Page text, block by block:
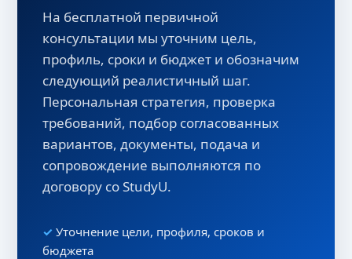
На бесплатной первичной
консультации мы уточним цель,
профиль, сроки и бюджет и обозначим
следующий реалистичный шаг.
Персональная стратегия, проверка
требований, подбор согласованных
вариантов, документы, подача и
сопровождение выполняются по
договору со StudyU.
Уточнение цели, профиля, сроков и
бюджета